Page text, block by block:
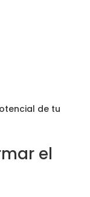
de tu
el